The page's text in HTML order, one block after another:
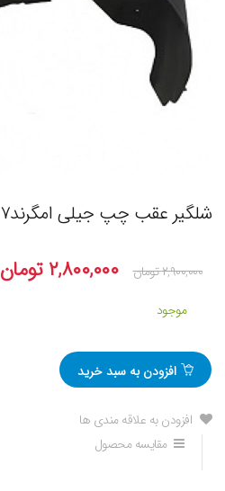
شلگیر عقب چپ جیلی امگرند۷
۲,۹۰۰,۰۰۰تومان ۲,۸۰۰,۰۰۰ تومان
موجود
افزودن به سبد خرید
افزودن به علاقه مندی ها
مقایسه محصول